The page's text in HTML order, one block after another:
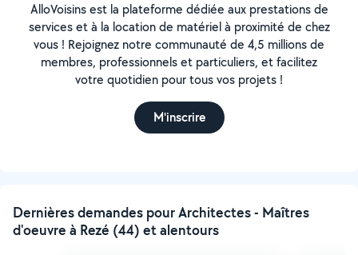
AlloVoisins est la plateforme dédiée aux prestations de
services et à la location de matériel à proximité de chez
vous ! Rejoignez notre communauté de 4,5 millions de
membres, professionnels et particuliers, et facilitez
votre quotidien pour tous vos projets !
M'inscrire
Dernières demandes pour Architectes - Maîtres
d'oeuvre à Rezé (44) et alentours